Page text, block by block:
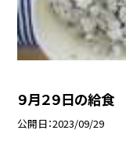
９月２９日の給食
公開日 2023/09/29